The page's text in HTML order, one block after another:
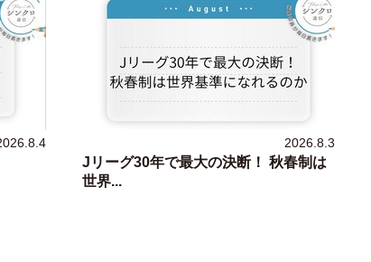
2026.8.3
Jリーグ30年で最大の決断！ 秋春制は
世界...